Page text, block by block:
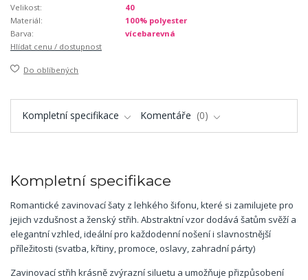
Velikost:
40
Materiál:
100% polyester
Barva:
vícebarevná
Hlídat cenu / dostupnost
Do oblíbených
Kompletní specifikace Komentáře 0
Kompletní specifikace
Romantické zavinovací šaty z lehkého šifonu, které si zamilujete pro
jejich vzdušnost a ženský střih. Abstraktní vzor dodává šatům svěží a
elegantní vzhled, ideální pro každodenní nošení i slavnostnější
příležitosti (svatba, křtiny, promoce, oslavy, zahradní párty)
Zavinovací střih krásně zvýrazní siluetu a umožňuje přizpůsobení